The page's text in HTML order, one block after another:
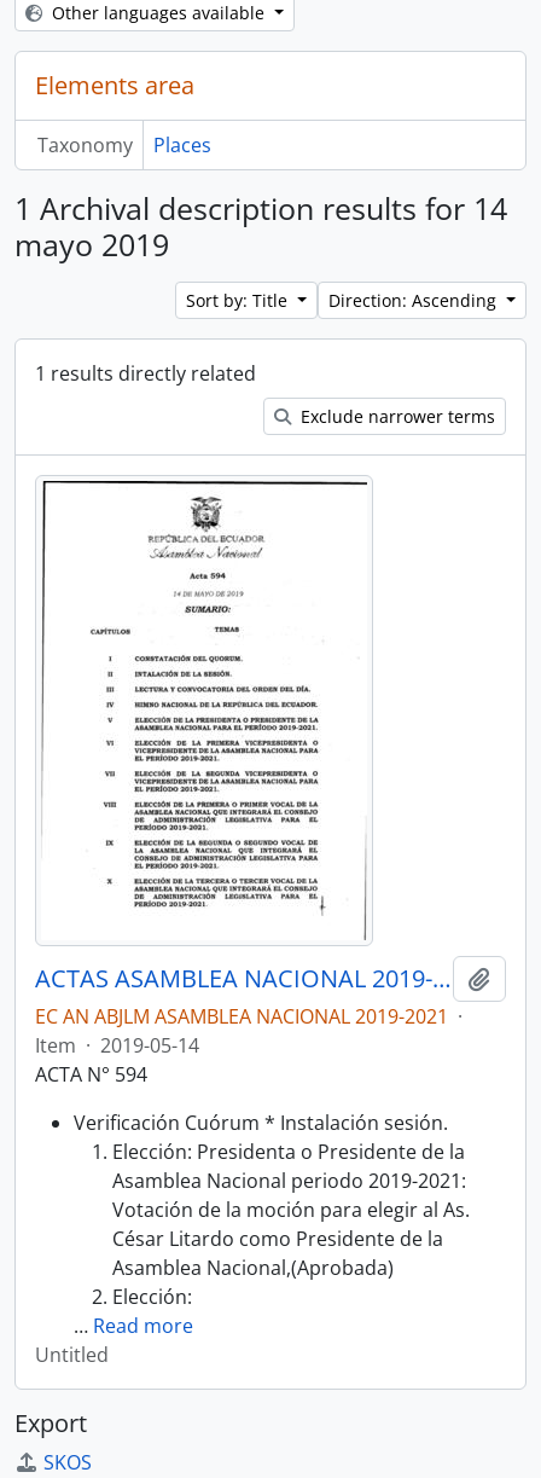
Other languages available
Elements area
Taxonomy Places
1 Archival description results for 14
mayo 2019
Sort by: Title Direction: Ascending
1 results directly related
Exclude narrower terms
ACTAS ASAMBLEA NACIONAL 2019-2021
EC AN ABJLM ASAMBLEA NACIONAL 2019-2021 ·
Item · 2019-05-14
ACTA N° 594
Verificación Cuórum * Instalación sesión.
Elección: Presidenta o Presidente de la
Asamblea Nacional periodo 2019-2021:
Votación de la moción para elegir al As.
César Litardo como Presidente de la
Asamblea Nacional,(Aprobada)
Elección:
… Read more
Untitled
Export
SKOS